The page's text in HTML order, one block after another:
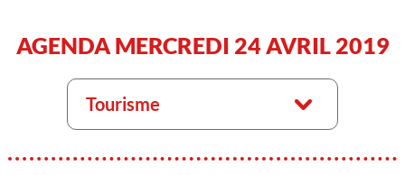
AGENDA MERCREDI 24 AVRIL 2019
Tourisme